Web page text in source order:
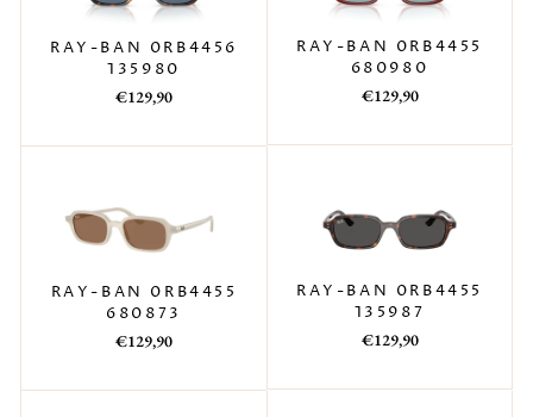
RAY-BAN 0RB4456
135980
Prezzo
Prezzo
€129,90
RAY-BAN 0RB4455
680980
Prezzo
listino
Prezzo
€129,90
RAY-BAN 0RB4455
680873
Prezzo
Prezzo
€129,90
RAY-BAN 0RB4455
135987
Prezzo
listino
Prezzo
€129,90